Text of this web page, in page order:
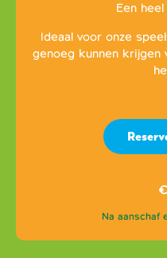
Een
Ideaal voor onze
genoeg kunnen krijgen
€
Na aanschaf